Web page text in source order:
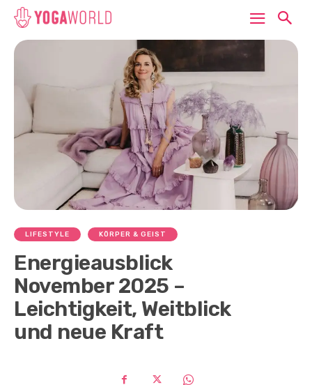
LIFESTYLE KÖRPER & GEIST
Energieausblick
November 2025 –
Leichtigkeit, Weitblick
und neue Kraft